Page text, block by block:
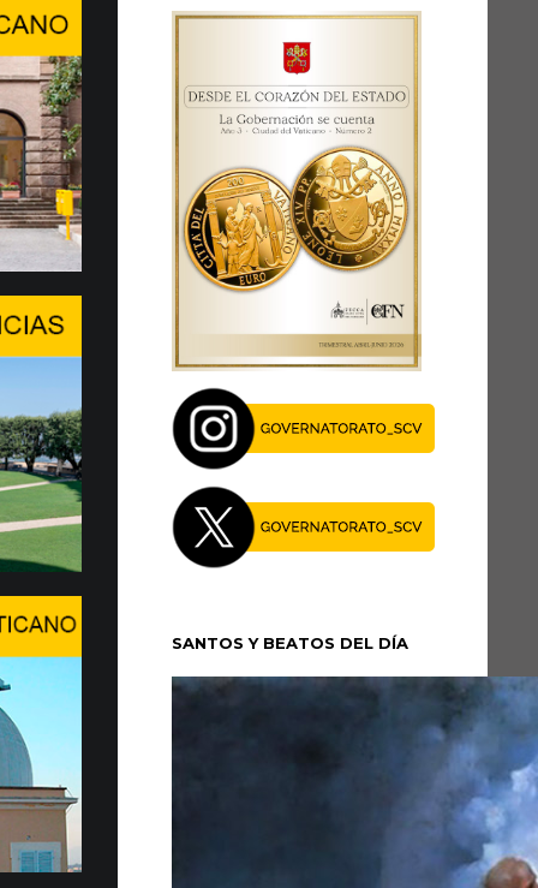
conversación de alto ni…
A LA PERSONA HUMANA EN
INTELIGENCIA ARTIFICIAL
Center Stage del Palexpo, el miércoles
de julio...
del Papa en el Foro de l…
UN MOMENTO DECISIVO
asegura la presencia de la Santa Sede y
diálogo, especialmente en este momento
de julio, el Papa León …
Apostólico de Castel Gandolfo para
en Ginebra el WSIS Forum
en Ginebra la edición 2026 del WSIS
cita multilateral de las Naciones Unidas
SANTOS Y BEATOS DEL DÍA